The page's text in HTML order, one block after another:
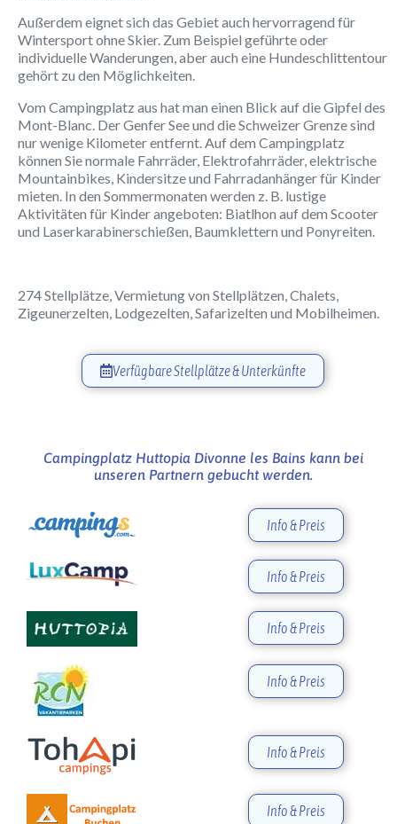
Außerdem eignet sich das Gebiet auch hervorragend für
Wintersport ohne Skier. Zum Beispiel geführte oder
individuelle Wanderungen, aber auch eine Hundeschlittentour
gehört zu den Möglichkeiten.
Vom Campingplatz aus hat man einen Blick auf die Gipfel des
Mont-Blanc. Der Genfer See und die Schweizer Grenze sind
nur wenige Kilometer entfernt. Auf dem Campingplatz
können Sie normale Fahrräder, Elektrofahrräder, elektrische
Mountainbikes, Kindersitze und Fahrradanhänger für Kinder
mieten. In den Sommermonaten werden z. B. lustige
Aktivitäten für Kinder angeboten: Biatlhon auf dem Scooter
und Laserkarabinerschießen, Baumklettern und Ponyreiten.
274 Stellplätze, Vermietung von Stellplätzen, Chalets,
Zigeunerzelten, Lodgezelten, Safarizelten und Mobilheimen.
Verfügbare Stellplätze & Unterkünfte
Campingplatz Huttopia Divonne les Bains kann bei
unseren Partnern gebucht werden.
Info & Preis
Info & Preis
Info & Preis
Info & Preis
Info & Preis
Info & Preis